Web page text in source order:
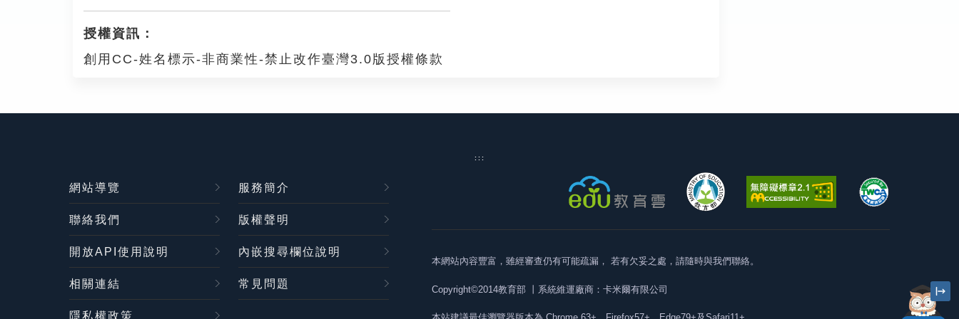
授權資訊：
創用CC-姓名標示-非商業性-禁止改作臺灣3.0版授權條款
:::
網站導覽 服務簡介
聯絡我們 版權聲明
開放API使用說明 內嵌搜尋欄位說明
相關連結 常見問題
隱私權政策
本網站內容豐富，雖經審查仍有可能疏漏， 若有欠妥之處，請隨時與我們聯絡。
Copyright©2014教育部 丨系統維運廠商：卡米爾有限公司